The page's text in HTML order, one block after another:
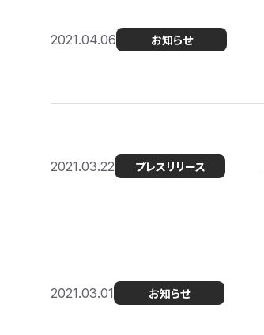
2021.04.06 お知らせ
2021.03.22 プレスリリース
2021.03.01 お知らせ